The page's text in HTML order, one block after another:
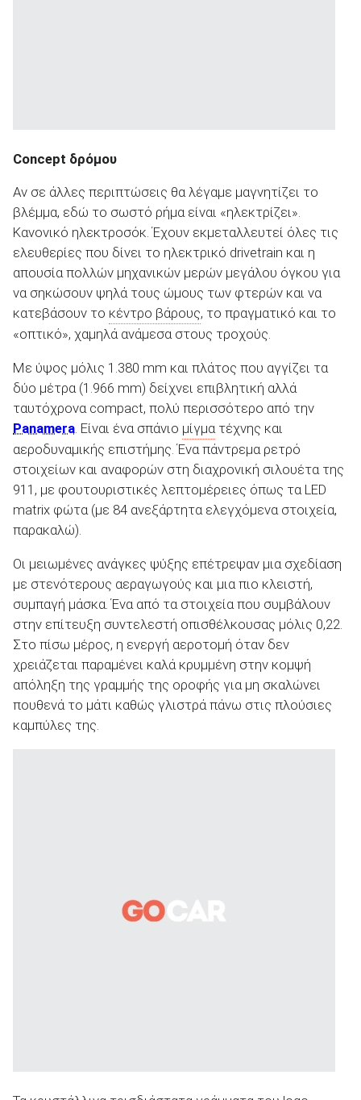
Concept δρόμου
Αν σε άλλες περιπτώσεις θα λέγαμε μαγνητίζει το
βλέμμα, εδώ το σωστό ρήμα είναι «ηλεκτρίζει».
Κανονικό ηλεκτροσόκ. Έχουν εκμεταλλευτεί όλες τις
ελευθερίες που δίνει το ηλεκτρικό drivetrain και η
απουσία πολλών μηχανικών μερών μεγάλου όγκου για
να σηκώσουν ψηλά τους ώμους των φτερών και να
κατεβάσουν το κέντρο βάρους, το πραγματικό και το
«οπτικό», χαμηλά ανάμεσα στους τροχούς.
Με ύψος μόλις 1.380 mm και πλάτος που αγγίζει τα
δύο μέτρα (1.966 mm) δείχνει επιβλητική αλλά
ταυτόχρονα compact, πολύ περισσότερο από την
Panamera. Είναι ένα σπάνιο μίγματέχνης και
αεροδυναμικής επιστήμης. Ένα πάντρεμα ρετρό
στοιχείων και αναφορών στη διαχρονική σιλουέτα της
911, με φουτουριστικές λεπτομέρειες όπως τα LED
matrix φώτα (με 84 ανεξάρτητα ελεγχόμενα στοιχεία,
παρακαλώ).
Οι μειωμένες ανάγκες ψύξης επέτρεψαν μια σχεδίαση
με στενότερους αεραγωγούς και μια πιο κλειστή,
συμπαγή μάσκα. Ένα από τα στοιχεία που συμβάλουν
στην επίτευξη συντελεστή οπισθέλκουσας μόλις 0,22.
Στο πίσω μέρος, η ενεργή αεροτομή όταν δεν
χρειάζεται παραμένει καλά κρυμμένη στην κομψή
απόληξη της γραμμής της οροφής για μη σκαλώνει
πουθενά το μάτι καθώς γλιστρά πάνω στις πλούσιες
καμπύλες της.